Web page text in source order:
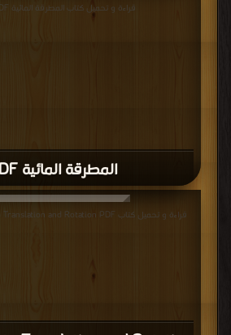
المطرقة المائية PDF
قراءة و تحميل كتاب المطرقة المائية PDF مجانا
قراءة و تحميل كتاب Introduction to Translation and Rotation PDF مجانا